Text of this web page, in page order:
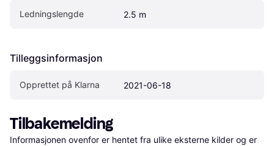
Ledningslengde 2.5 m
Tilleggsinformasjon
Opprettet på Klarna 2021-06-18
Tilbakemelding
Informasjonen ovenfor er hentet fra ulike eksterne kilder og er